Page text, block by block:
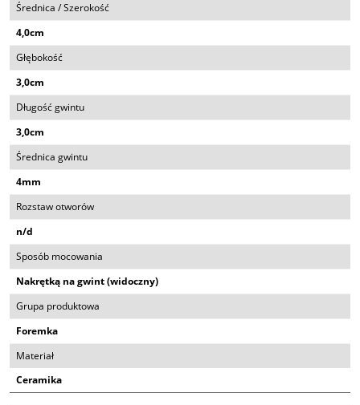
Średnica / Szerokość
4,0cm
Głębokość
3,0cm
Długość gwintu
3,0cm
Średnica gwintu
4mm
Rozstaw otworów
n/d
Sposób mocowania
Nakrętką na gwint (widoczny)
Grupa produktowa
Foremka
Materiał
Ceramika